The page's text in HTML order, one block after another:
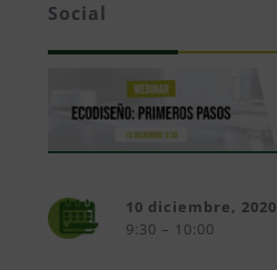
Social
10 diciembre, 2020
9:30 – 10:00